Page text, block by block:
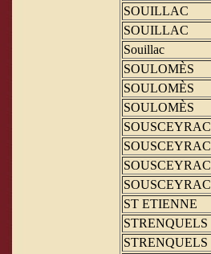
SOUILLAC
SOUILLAC
Souillac
SOULOMÈS
SOULOMÈS
SOULOMÈS
SOUSCEYRAC
SOUSCEYRAC
SOUSCEYRAC
SOUSCEYRAC
ST ETIENNE
STRENQUELS
STRENQUELS